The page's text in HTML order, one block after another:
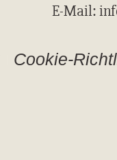
E-Mail:
Cookie-